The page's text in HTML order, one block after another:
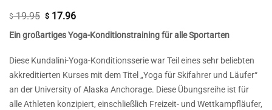
$19.95 Ursprünglicher
Preis
$ 19.95
$17.96Aktueller
Preis
$ 17.96.
Ein großartiges Yoga-Konditionstraining für alle Sportarten
Diese Kundalini-Yoga-Konditionsserie war Teil eines sehr beliebten
akkreditierten Kurses mit dem Titel „Yoga für Skifahrer und Läufer“
an der University of Alaska Anchorage. Diese Übungsreihe ist für
alle Athleten konzipiert, einschließlich Freizeit- und Wettkampfläufer,